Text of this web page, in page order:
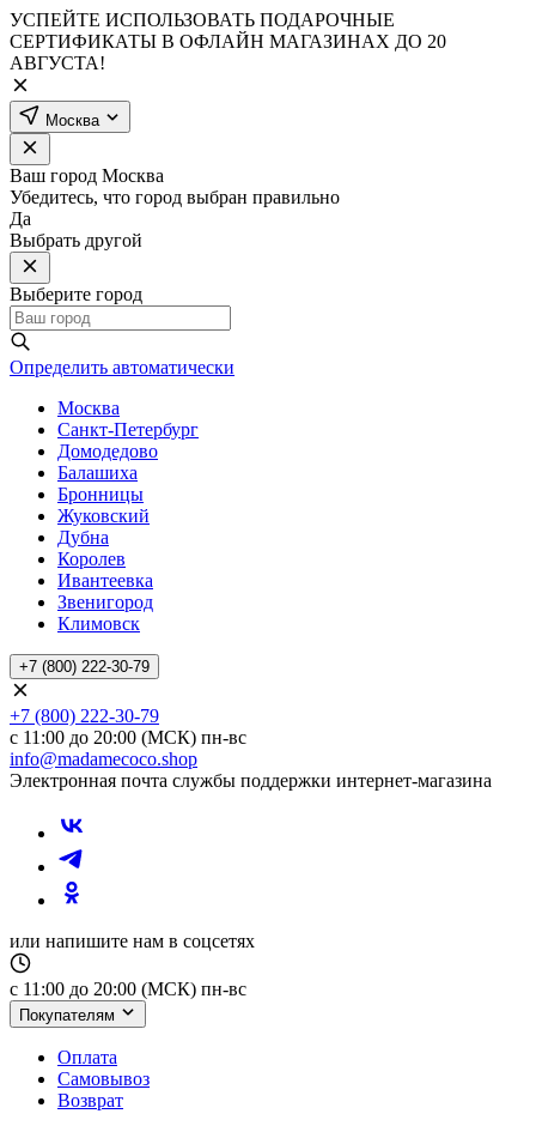
УСПЕЙТЕ ИСПОЛЬЗОВАТЬ ПОДАРОЧНЫЕ
СЕРТИФИКАТЫ В ОФЛАЙН МАГАЗИНАХ ДО 20
АВГУСТА!
Москва
Ваш город Москва
Убедитесь, что город выбран правильно
Да
Выбрать другой
Выберите город
Определить автоматически
Москва
Санкт-Петербург
Домодедово
Балашиха
Бронницы
Жуковский
Дубна
Королев
Ивантеевка
Звенигород
Климовск
+7 (800) 222-30-79
+7 (800) 222-30-79
с 11:00 до 20:00 (МСК) пн-вс
info@madamecoco.shop
Электронная почта службы поддержки интернет-магазина
или напишите нам в соцсетях
с 11:00 до 20:00 (МСК) пн-вс
Покупателям
Оплата
Самовывоз
Возврат